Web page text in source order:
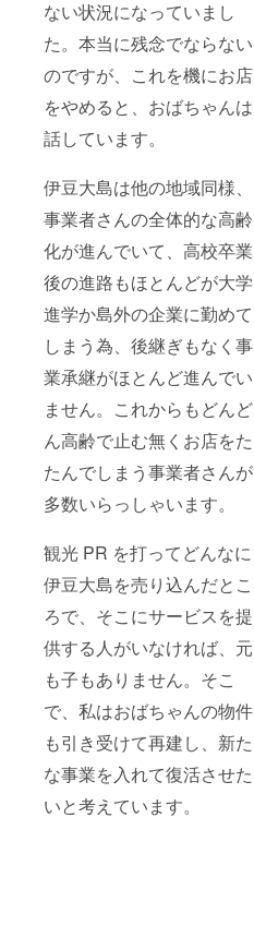
ない状況になっていまし
た。本当に残念でならない
のですが、これを機にお店
をやめると、おばちゃんは
話しています。
伊豆大島は他の地域同様、
事業者さんの全体的な高齢
化が進んでいて、高校卒業
後の進路もほとんどが大学
進学か島外の企業に勤めて
しまう為、後継ぎもなく事
業承継がほとんど進んでい
ません。これからもどんど
ん高齢で止む無くお店をた
たんでしまう事業者さんが
多数いらっしゃいます。
観光 PR を打ってどんなに
伊豆大島を売り込んだとこ
ろで、そこにサービスを提
供する人がいなければ、元
も子もありません。そこ
で、私はおばちゃんの物件
も引き受けて再建し、新た
な事業を入れて復活させた
いと考えています。